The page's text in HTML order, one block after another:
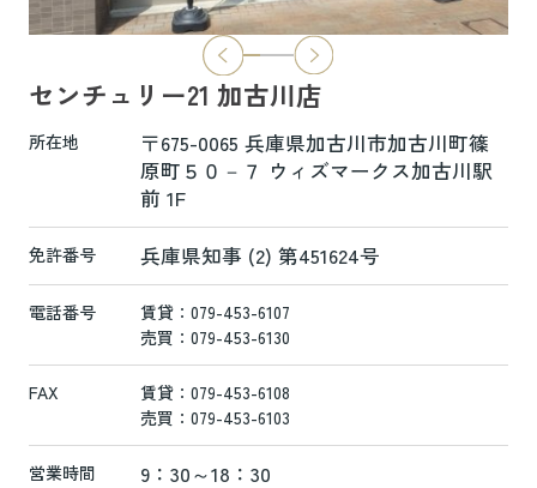
2026.06.29
本日より新ホームページへ完全移行にな
新ホームページは検索も楽々♪スマホに
も対応済！
より見やすくなっております！
是非一度ご覧ください(^^♪
センチュリー21 加古川店
所在地
〒675-0065 兵庫県加古川市加古川町篠
原町５０－７ ウィズマークス加古川駅
前 1F
免許番号 兵庫県知事 (2) 第451624号
電話番号
賃貸：079-453-6107
売買：079-453-6130
FAX
賃貸：079-453-6108
売買：079-453-6103
営業時間 9：30～18：30